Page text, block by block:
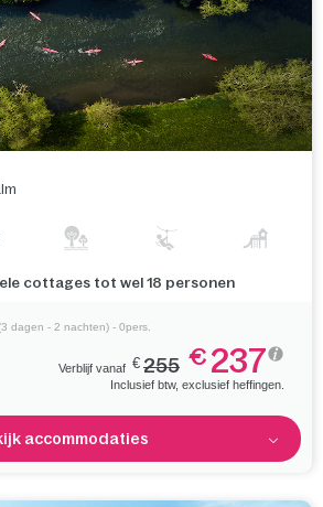
en watervallen in de Ardennen en
dagen - 2 nachten) - 0pers.
Verblijf vanaf € 255 € 237
Inclusief btw, exclusief heffingen.
accommodaties